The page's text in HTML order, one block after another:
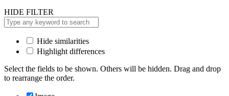
HIDE FILTER
Hide similarities
Highlight differences
Select the fields to be shown. Others will be hidden. Drag and drop
to rearrange the order.